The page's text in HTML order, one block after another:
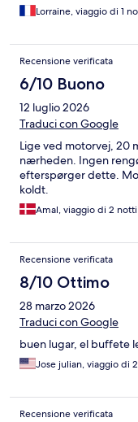
Lorraine, viaggio di 1
Recensione verificata
6/10 Buono
12 luglio 2026
Traduci con Google
Lige ved motorvej, 20
nærheden. Ingen
efterspørger dette.
koldt.
Amal, viaggio di 2 notti
Recensione verificata
8/10 Ottimo
28 marzo 2026
Traduci con Google
buen lugar, el buffete
Jose julian, viaggio di
Recensione verificata